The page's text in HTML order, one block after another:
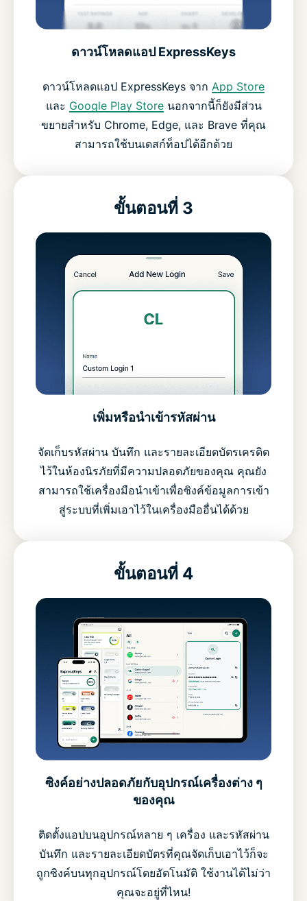
ดาวน์โหลดแอป ExpressKeys
ดาวน์โหลดแอป ExpressKeys จาก App Store
และ Google Play Storeนอกจากนี้ก็ยังมีส่วน
ขยายสำหรับ Chrome, Edge, และ Brave ที่คุณ
สามารถใช้บนเดสก์ท็อปได้อีกด้วย
ขั้นตอนที่ 3
เพิ่มหรือนำเข้ารหัสผ่าน
จัดเก็บรหัสผ่าน บันทึก และรายละเอียดบัตรเครดิต
ไว้ในห้องนิรภัยที่มีความปลอดภัยของคุณ คุณยัง
สามารถใช้เครื่องมือนำเข้าเพื่อซิงค์ข้อมูลการเข้า
สู่ระบบที่เพิ่มเอาไว้ในเครื่องมืออื่นได้ด้วย
ขั้นตอนที่ 4
ซิงค์อย่างปลอดภัยกับอุปกรณ์เครื่องต่าง ๆ
ของคุณ
ติดตั้งแอปบนอุปกรณ์หลาย ๆ เครื่อง และรหัสผ่าน
บันทึก และรายละเอียดบัตรที่คุณจัดเก็บเอาไว้ก็จะ
ถูกซิงค์บนทุกอุปกรณ์โดยอัตโนมัติ ใช้งานได้ไม่ว่า
คุณจะอยู่ที่ไหน!